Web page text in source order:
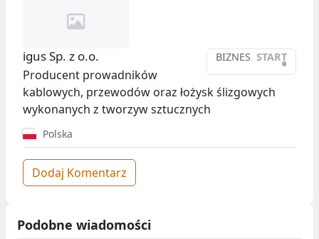
BIZNES START
•
igus Sp. z o.o.
Producent prowadników
kablowych, przewodów oraz łożysk ślizgowych
wykonanych z tworzyw sztucznych
Polska
Dodaj Komentarz
Podobne wiadomości